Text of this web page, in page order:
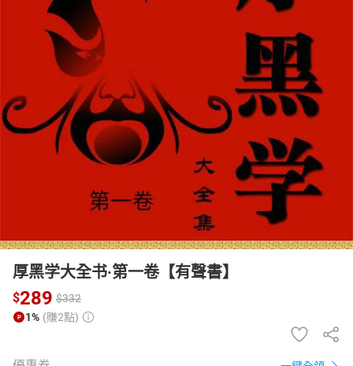
女裝 情趣用品
日本購物 電子/紙本書
HOT
厚黑学大全书·第一卷【有聲書】
$289 $332
1% (賺2點)